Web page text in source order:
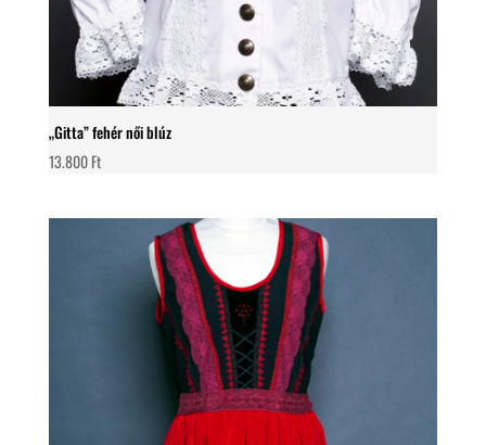
„Gitta” fehér női blúz
13.800Ft